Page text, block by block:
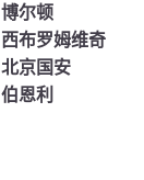
博尔顿
西布罗姆维奇
北京国安
伯恩利